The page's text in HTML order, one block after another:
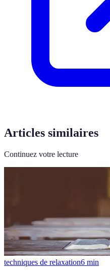
Articles similaires
Continuez votre lecture
techniques de relaxation6 min